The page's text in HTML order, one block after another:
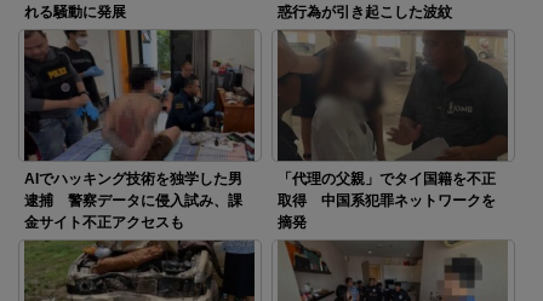
れる騒動に発展
惑行為が引き起こした波紋
AIでハッキング技術を独学した男
逮捕 警察データに侵入試み、課
金サイト不正アクセスも
「代理の父親」でタイ国籍を不正
取得 中国系犯罪ネットワークを
摘発